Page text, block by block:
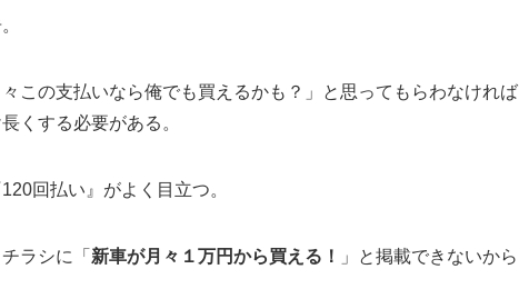
この支払いなら俺でも買えるかも？」と思ってもらわなければ
くする必要がある。
回払い』がよく目立つ。
ラシに「 新車が月々１万円から買える！
」と掲載できないから